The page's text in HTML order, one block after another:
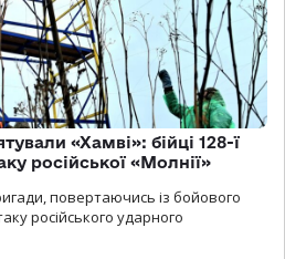
«Хамві»: бійці 128-ї
російської «Молнії»
повертаючись із бойового
російського ударного